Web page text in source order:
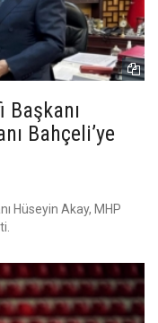
Bahçeli’ye
Hüseyin Akay, MHP